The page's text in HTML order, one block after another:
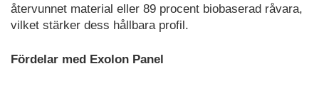
återvunnet material eller 89 procent biobaserad råvara,
vilket stärker dess hållbara profil.
Fördelar med Exolon Panel